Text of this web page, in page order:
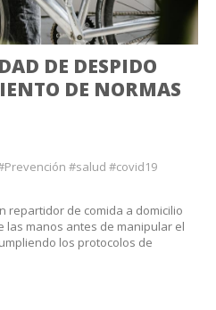
DE DESPIDO
DE NORMAS
#salud #covid19
repartidor de comida a domicilio
las manos antes de manipular el
los protocolos de